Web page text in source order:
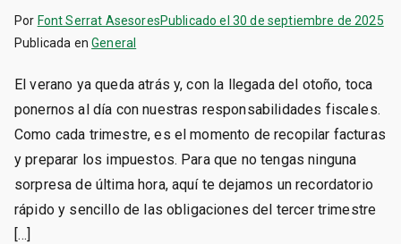
Por Font Serrat AsesoresPublicado el 30 de septiembre de 2025
Publicada enGeneral
El verano ya queda atrás y, con la llegada del otoño, toca
ponernos al día con nuestras responsabilidades fiscales.
Como cada trimestre, es el momento de recopilar facturas
y preparar los impuestos. Para que no tengas ninguna
sorpresa de última hora, aquí te dejamos un recordatorio
rápido y sencillo de las obligaciones del tercer trimestre
[…]